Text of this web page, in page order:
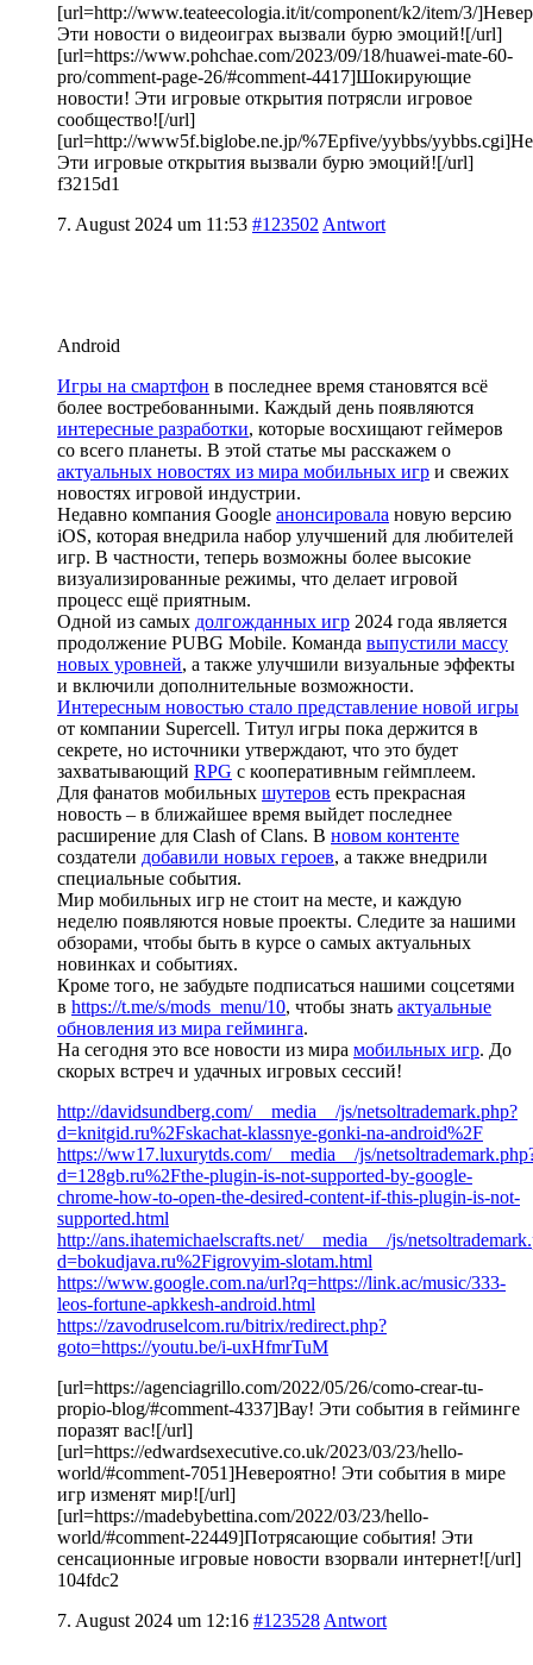
[url=http://www.teateecologia.it/it/component/k2/item/3/
Эти новости о видеоиграх вызвали бурю эмоций![/url]
[url=https://www.pohchae.com/2023/09/18/huawei-mate-60-
pro/comment-page-26/#comment-4417]Шокирующие
новости! Эти игровые открытия потрясли игровое
сообщество![/url]
[url=http://www5f.biglobe.ne.jp/%7Epfive/yybbs/
Эти игровые открытия вызвали бурю эмоций![/url]
f3215d1
7. August 2024 um 11:53 #123502 Antwort
Android
Игры на смартфон в последнее время становятся всё
более востребованными. Каждый день появляются
интересные разработки, которые восхищают геймеров
со всего планеты. В этой статье мы расскажем о
актуальных новостях из мира мобильных игр и свежих
новостях игровой индустрии.
Недавно компания Google анонсировала новую версию
iOS, которая внедрила набор улучшений для любителей
игр. В частности, теперь возможны более высокие
визуализированные режимы, что делает игровой
процесс ещё приятным.
Одной из самых долгожданных игр 2024 года является
продолжение PUBG Mobile. Команда выпустили массу
новых уровней, а также улучшили визуальные эффекты
и включили дополнительные возможности.
Интересным новостью стало представление новой игры
от компании Supercell. Титул игры пока держится в
секрете, но источники утверждают, что это будет
захватывающий RPG с кооперативным геймплеем.
Для фанатов мобильных шутеров есть прекрасная
новость – в ближайшее время выйдет последнее
расширение для Clash of Clans. В новом контенте
создатели добавили новых героев, а также внедрили
специальные события.
Мир мобильных игр не стоит на месте, и каждую
неделю появляются новые проекты. Следите за нашими
обзорами, чтобы быть в курсе о самых актуальных
новинках и событиях.
Кроме того, не забудьте подписаться нашими соцсетями
в https://t.me/s/mods_menu/10, чтобы знать актуальные
обновления из мира гейминга.
На сегодня это все новости из мира мобильных игр. До
скорых встреч и удачных игровых сессий!
http://davidsundberg.com/__media__/js/netsoltrademark.php?
d=knitgid.ru%2Fskachat-klassnye-gonki-na-android%2F
https://ww17.luxurytds.com/__media__/js/
d=128gb.ru%2Fthe-plugin-is-not-supported-by-google-
chrome-how-to-open-the-desired-content-if-this-plugin-is-not-
supported.html
http://ans.ihatemichaelscrafts.net/__media__/js/
d=bokudjava.ru%2Figrovyim-slotam.html
https://www.google.com.na/url?q=https://link.ac/music/333-
leos-fortune-apkkesh-android.html
https://zavodruselcom.ru/bitrix/redirect.php?
goto=https://youtu.be/i-uxHfmrTuM
[url=https://agenciagrillo.com/2022/05/26/como-crear-tu-
propio-blog/#comment-4337]Вау! Эти события в гейминге
поразят вас![/url]
[url=https://edwardsexecutive.co.uk/2023/03/23/hello-
world/#comment-7051]Невероятно! Эти события в мире
игр изменят мир![/url]
[url=https://madebybettina.com/2022/03/23/hello-
world/#comment-22449]Потрясающие события! Эти
сенсационные игровые новости взорвали интернет![/url]
104fdc2
7. August 2024 um 12:16 #123528 Antwort